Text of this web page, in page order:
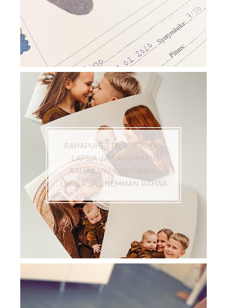
RAHAPUHETTA: ENEMMÄN
LAPSIA JA VÄHEMMÄN
RAHAA VAI VÄHEMMÄN
LAPSIA JA ENEMMÄN RAHAA